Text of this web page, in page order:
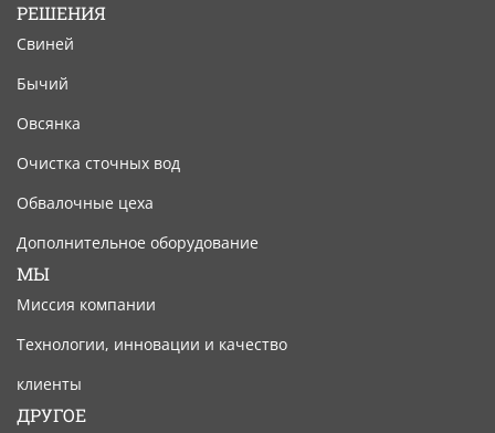
РЕШЕНИЯ
Свиней
Бычий
Овсянка
Очистка сточных вод
Обвалочные цеха
Дополнительное оборудование
МЫ
Миссия компании
Технологии, инновации и качество
клиенты
ДРУГОЕ